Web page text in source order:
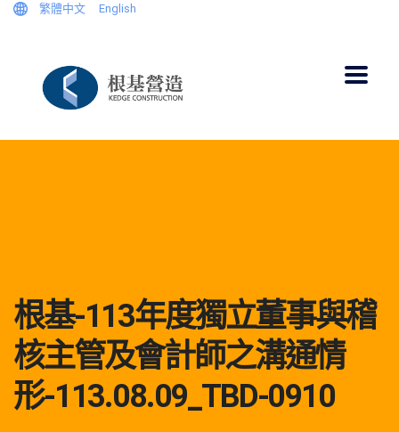
繁體中文 English
根基-113年度獨立董事與稽
核主管及會計師之溝通情
形-113.08.09_TBD-0910